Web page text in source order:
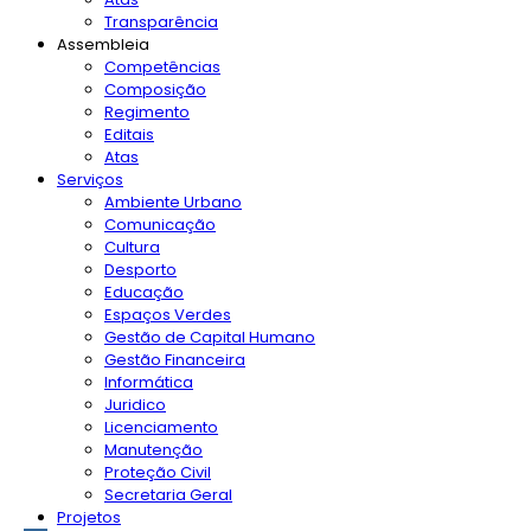
Transparência
Assembleia
Competências
Composição
Regimento
Editais
Atas
Serviços
Ambiente Urbano
Comunicação
Cultura
Desporto
Educação
Espaços Verdes
Gestão de Capital Humano
Gestão Financeira
Informática
Juridico
Licenciamento
Manutenção
Proteção Civil
Secretaria Geral
Projetos